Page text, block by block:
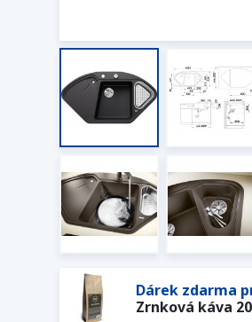
Dárek zdarma
Zrnková káva